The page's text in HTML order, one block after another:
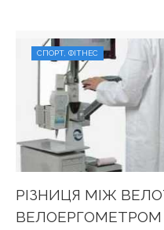
СПОРТ, ФІТНЕС
РІЗНИЦЯ МІЖ
ВЕЛОЕРГОМЕТРОМ